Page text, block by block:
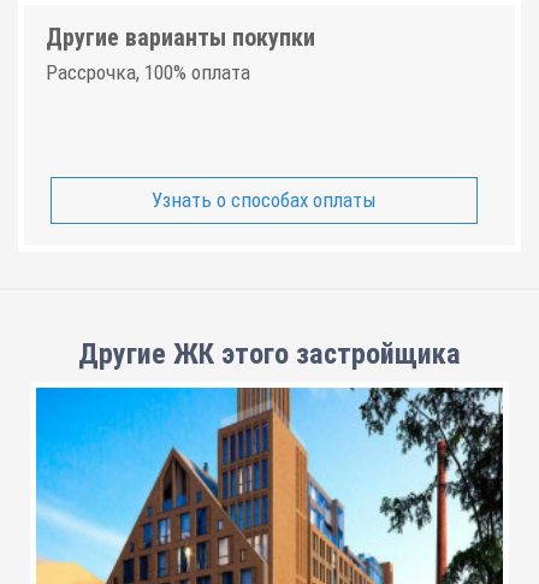
Другие варианты покупки
Рассрочка, 100% оплата
Узнать о способах оплаты
Другие ЖК этого застройщика